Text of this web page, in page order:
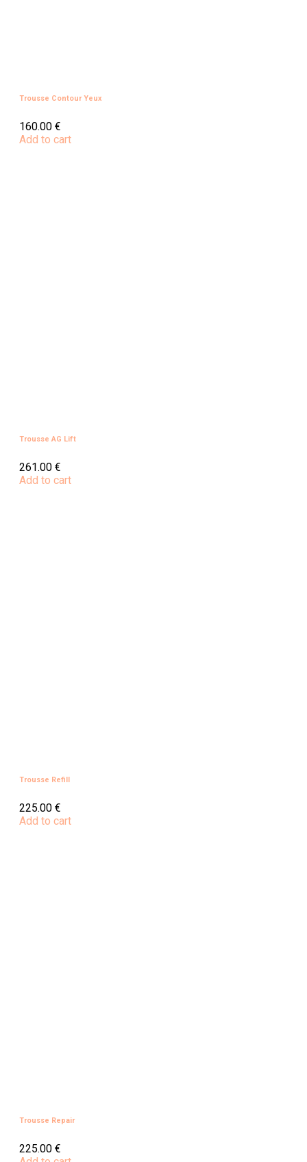
Trousse Contour Yeux
160.00 €
Add to cart
Trousse AG Lift
261.00 €
Add to cart
Trousse Refill
225.00 €
Add to cart
Trousse Repair
225.00 €